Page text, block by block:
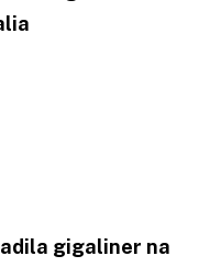
gigaliner na